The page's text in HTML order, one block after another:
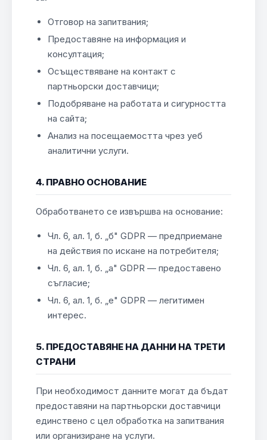
Отговор на запитвания;
Предоставяне на информация и
консултация;
Осъществяване на контакт с
партньорски доставчици;
Подобряване на работата и сигурността
на сайта;
Анализ на посещаемостта чрез уеб
аналитични услуги.
4. ПРАВНО ОСНОВАНИЕ
Обработването се извършва на основание:
Чл. 6, ал. 1, б. „б" GDPR — предприемане
на действия по искане на потребителя;
Чл. 6, ал. 1, б. „а" GDPR — предоставено
съгласие;
Чл. 6, ал. 1, б. „е" GDPR — легитимен
интерес.
5. ПРЕДОСТАВЯНЕ НА ДАННИ НА ТРЕТИ
СТРАНИ
При необходимост данните могат да бъдат
предоставяни на партньорски доставчици
единствено с цел обработка на запитвания
или организиране на услуги.